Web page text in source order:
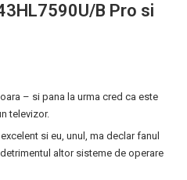
B Pro si
– si pana la urma cred ca este
televizor.
si eu, unul, ma declar fanul
altor sisteme de operare